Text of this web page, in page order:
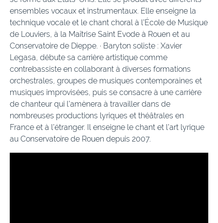
ensembles vocaux et instrumentaux. Elle enseigne la
technique vocale et le chant choral à l’École de Musique
de Louviers, à la Maîtrise Saint Evode à Rouen et au
Conservatoire de Dieppe. · Baryton soliste : Xavier
Legasa, débute sa carrière artistique comme
contrebassiste en collaborant à diverses formations
orchestrales, groupes de musiques contemporaines et
musiques improvisées, puis se consacre à une carrière
de chanteur qui l’amènera à travailler dans de
nombreuses productions lyriques et théâtrales en
France et à l’étranger. Il enseigne le chant et l’art lyrique
au Conservatoire de Rouen depuis 2007.